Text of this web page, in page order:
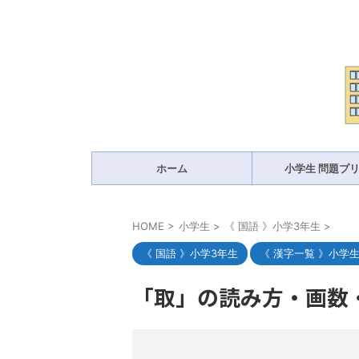
ホーム 小学生 問題プ
HOME > 小学生 > 《 国語 》小学3年生 >
《 国語 》小学3年生 《 漢字一覧 》小学生
「取」の読み方・画